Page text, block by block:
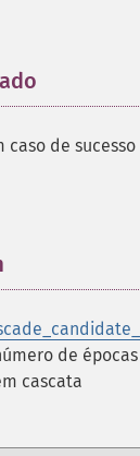
caso de sucesso
de
cascata